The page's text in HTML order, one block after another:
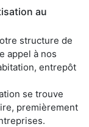
au
structure de
appel à nos
entrepôt
se trouve
premièrement